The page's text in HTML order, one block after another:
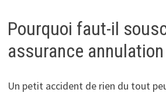
Pourquoi faut-il
assurance
Un petit accident de rien du tout